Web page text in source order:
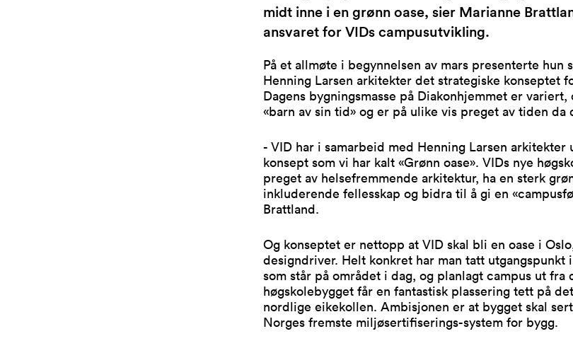
midt inne i en grønn oase, sier Marianne
ansvaret for VIDs campusutvikling.
På et allmøte i begynnelsen av mars presenterte hun
Henning Larsen arkitekter det strategiske konseptet
Dagens bygningsmasse på Diakonhjemmet er
«barn av sin tid» og er på ulike vis preget av tiden da
- VID har i samarbeid med Henning Larsen
konsept som vi har kalt «Grønn oase». VIDs nye
preget av helsefremmende arkitektur, ha en sterk
inkluderende fellesskap og bidra til å gi en
Brattland.
Og konseptet er nettopp at VID skal bli en oase i
designdriver. Helt konkret har man tatt utgangspunkt
som står på området i dag, og planlagt campus ut fra
høgskolebygget får en fantastisk plassering tett på
nordlige eikekollen. Ambisjonen er at bygget skal
Norges fremste miljøsertifiserings-system for bygg.